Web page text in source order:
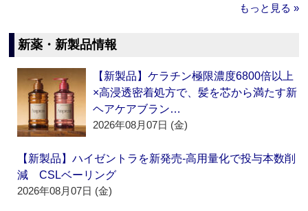
もっと見る »
新薬・新製品情報
【新製品】ケラチン極限濃度6800倍以上
×高浸透密着処方で、髪を芯から満たす新
ヘアケアブラン…
2026年08月07日 (金)
【新製品】ハイゼントラを新発売‐高用量化で投与本数削
減 CSLベーリング
2026年08月07日 (金)